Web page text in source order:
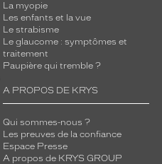
La myopie
Les enfants et la vue
Le strabisme
Le glaucome : symptômes et
traitement
Paupière qui tremble ?
A PROPOS DE KRYS
Qui sommes-nous ?
Les preuves de la confiance
Espace Presse
A propos de KRYS GROUP